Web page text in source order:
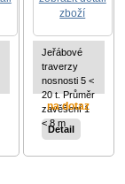
Jeřábové
traverzy
nosnosti 5 <
20 t. Průměr
zavěšení 1
< 8 m
na dotaz
Detail